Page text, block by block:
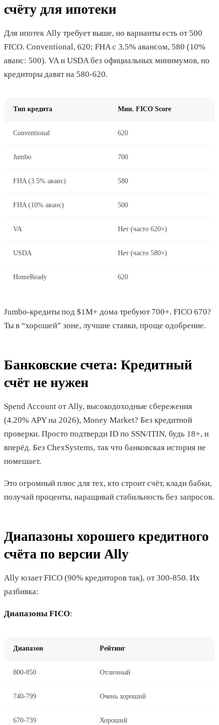
счёту для ипотеки
Для ипотек Ally требует выше, но варианты есть от 500
FICO. Conventional, 620; FHA с 3.5% авансом, 580 (10%
аванс: 500). VA и USDA без официальных минимумов, но
кредиторы давят на 580-620.
Тип кредита Мин. FICO Score
Conventional 620
Jumbo 700
FHA (3.5% аванс) 580
FHA (10% аванс) 500
VA Нет (часто 620+)
USDA Нет (часто 580+)
HomeReady 620
Jumbo-кредиты под $1M+ дома требуют 700+. FICO 670?
Ты в “хорошей” зоне, лучшие ставки, проще одобрение.
Банковские счета: Кредитный
счёт не нужен
Spend Account от Ally, высокодоходные сбережения
(4.20% APY на 2026), Money Market? Без кредитной
проверки. Просто подтверди ID по SSN/ITIN, будь 18+, и
вперёд. Без ChexSystems, так что банковская история не
помешает.
Это огромный плюс для тех, кто строит счёт, клади бабки,
получай проценты, наращивай стабильность без запросов.
Диапазоны хорошего кредитного
счёта по версии Ally
Ally юзает FICO (90% кредиторов так), от 300-850. Их
разбивка:
Диапазоны FICO:
Диапазон Рейтинг
800-850 Отличный
740-799 Очень хороший
670-739 Хороший